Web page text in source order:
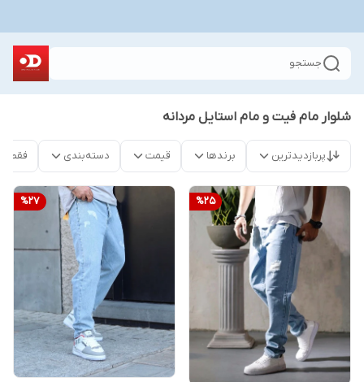
جستجو
شلوار مام فیت و مام استایل مردانه
پربازدیدترین برندها قیمت دسته‌بندی فقط
%25
%27